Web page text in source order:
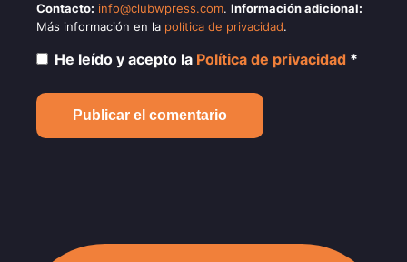
Contacto: info@clubwpress.com. Información adicional:
Más información en la política de privacidad.
He leído y acepto la Política de privacidad *